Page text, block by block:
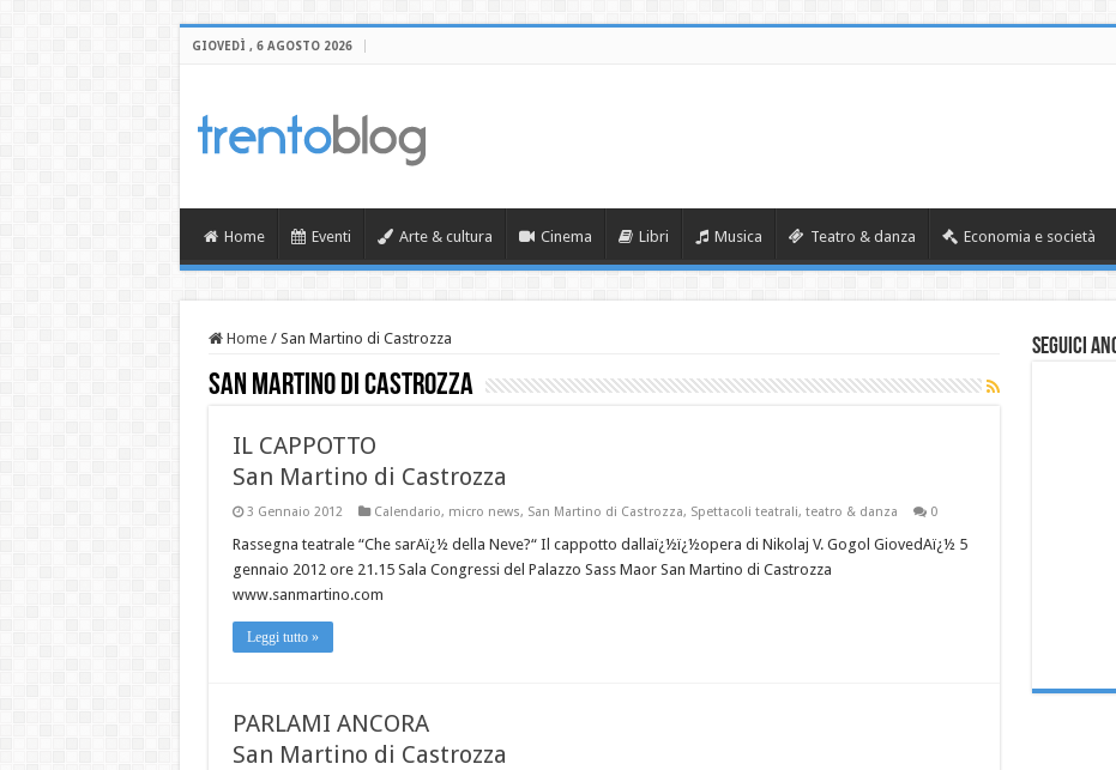
GIOVEDÌ , 6 AGOSTO 2026
Home Eventi Arte & cultura Cinema Libri Musica Teatro & danza Economia e società
Home / San Martino di Castrozza
San Martino di Castrozza
IL CAPPOTTO
San Martino di Castrozza
3 Gennaio 2012 Calendario, micro news, San Martino di Castrozza, Spettacoli teatrali, teatro & danza 0
Rassegna teatrale “Che sarAï¿½ della Neve?“ Il cappotto dallaï¿½ï¿½opera di Nikolaj V. Gogol GiovedAï¿½ 5
gennaio 2012 ore 21.15 Sala Congressi del Palazzo Sass Maor San Martino di Castrozza
www.sanmartino.com
Leggi tutto »
PARLAMI ANCORA
San Martino di Castrozza
Seguici